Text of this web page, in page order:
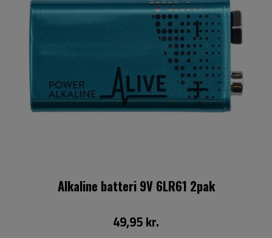
Alkaline batteri 9V 6LR61 2pak
49,95 kr.